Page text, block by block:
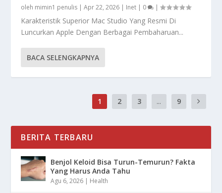
oleh mimin1 penulis |Apr 22, 2026 | Inet | 0 |
Karakteristik Superior Mac Studio Yang Resmi Di
Luncurkan Apple Dengan Berbagai Pembaharuan...
BACA SELENGKAPNYA
1 2 3 ... 9
BERITA TERBARU
Benjol Keloid Bisa Turun-Temurun? Fakta
Yang Harus Anda Tahu
Agu 6, 2026 | Health